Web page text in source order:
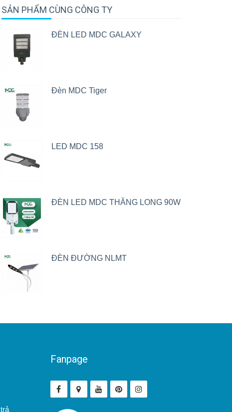
SẢN PHẨM CÙNG CÔNG TY
ĐÈN LED MDC GALAXY
Đèn MDC Tiger
LED MDC 158
ĐÈN LED MDC THĂNG LONG 90W
ĐÈN ĐƯỜNG NLMT
Fanpage